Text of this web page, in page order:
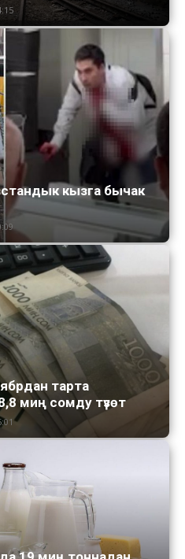
кызга бычак
тарта
миң сомду түзөт